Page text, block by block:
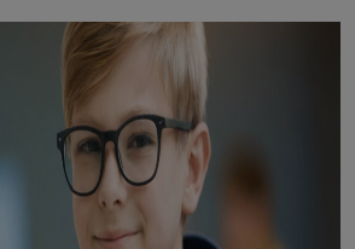
i w Internecie. W ten sposób technologię tę
podmioty z Grupy SAGIER oraz nasi Zaufani
chcą dopasowywać reklamy do Twoich preferencji.
zapisywane w plikach i przechowywane na
(tj. twój komputer, tablet, smartphone itp.),
do serwera przy każdorazowym wejściu na
podczas gdy odwiedzasz strony w Internecie.
na temat plików cookie i ich funkcjonowania
. Pod tym linkiem znajdziesz także informację
przeglądarki, aby ograniczyć lub wyłączyć
cookies itp. oraz jak usunąć takie pliki z Twojego